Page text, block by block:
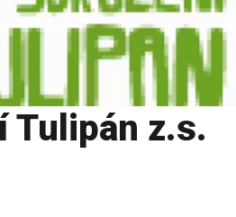
Tulipán z.s.